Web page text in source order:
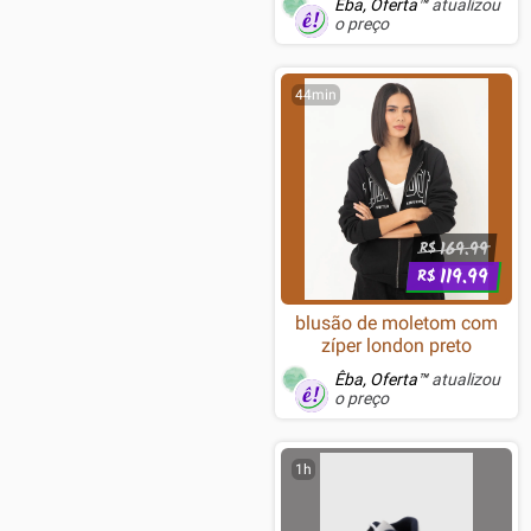
Êba, Oferta™atualizou
o preço
44min
R$169.99
R$119.99
blusão de moletom com
zíper london preto
Êba, Oferta™atualizou
o preço
1h